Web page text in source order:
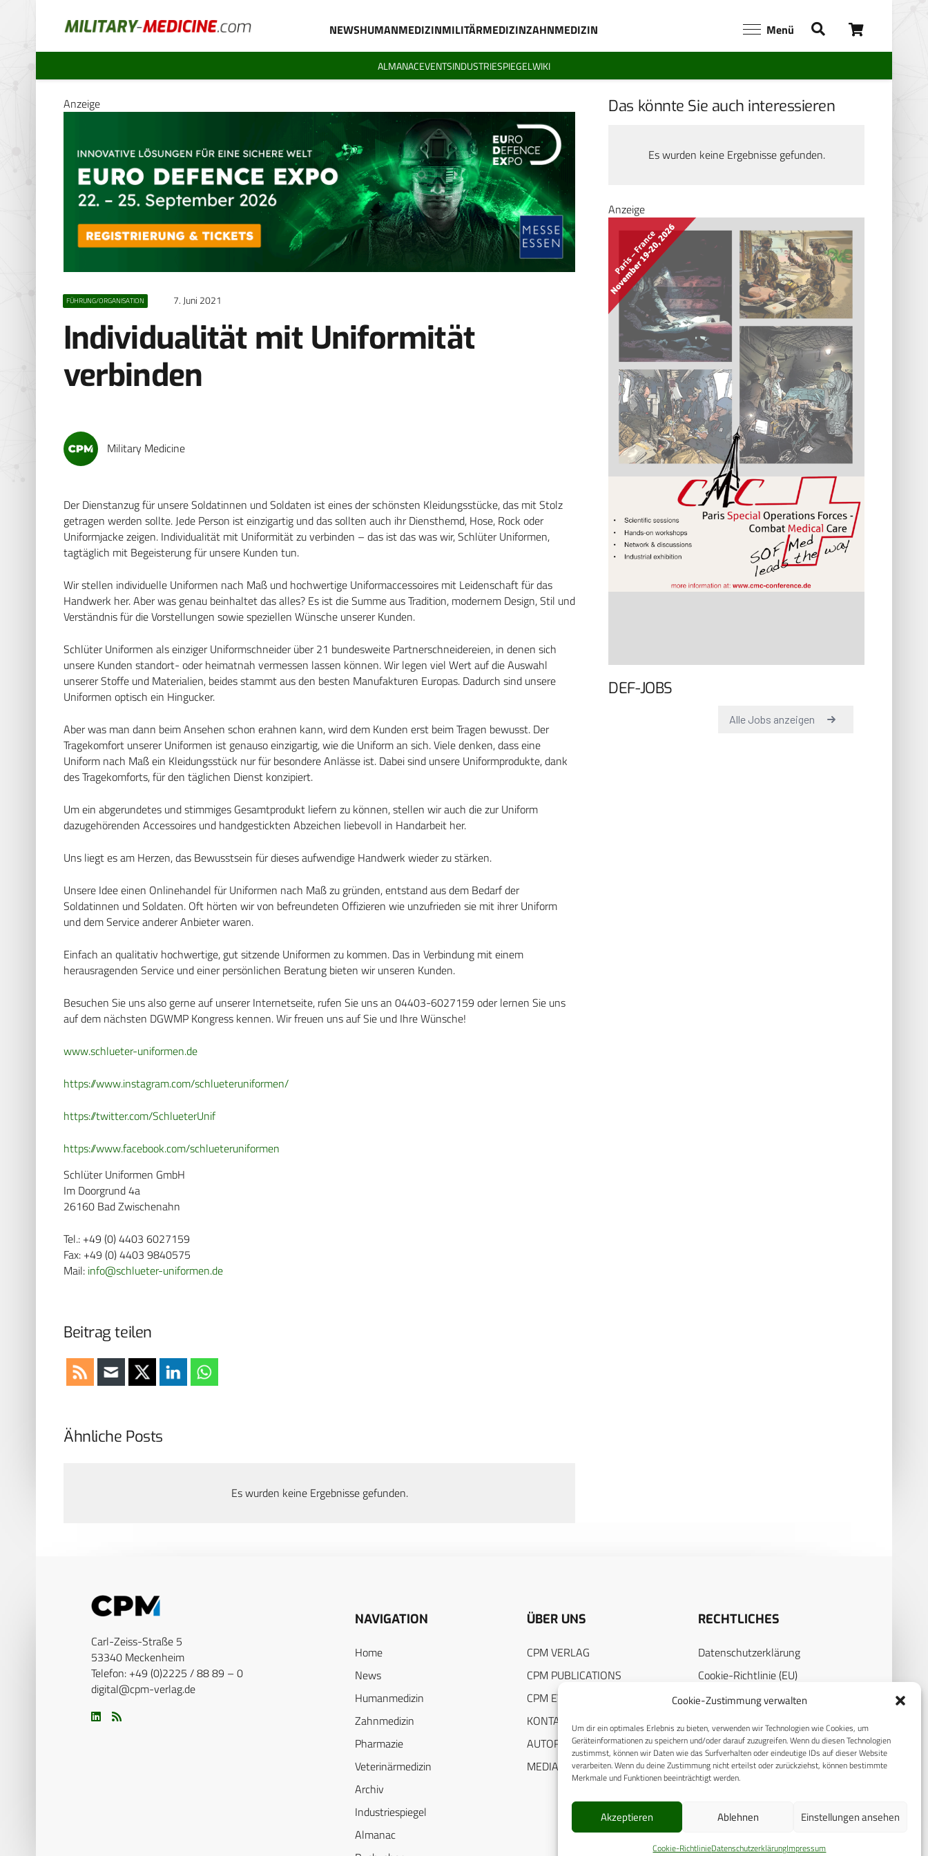
Cookie-Zustimmung verwalten
Um dir ein optimales Erlebnis zu bieten, verwenden wir Technologien wie Cookies, um
Geräteinformationen zu speichern und/oder darauf zuzugreifen. Wenn du diesen Technologien
zustimmst, können wir Daten wie das Surfverhalten oder eindeutige IDs auf dieser Website
verarbeiten. Wenn du deine Zustimmung nicht erteilst oder zurückziehst, können bestimmte
Merkmale und Funktionen beeinträchtigt werden.
Akzeptieren Ablehnen Einstellungen ansehen
Cookie-RichtlinieDatenschutzerklärungImpressum
NEWSHUMANMEDIZINMILITÄRMEDIZINZAHNMEDIZIN Menü
ALMANACEVENTSINDUSTRIESPIEGELWIKI
Anzeige
FÜHRUNG/ORGANISATION 7. Juni 2021
Individualität mit Uniformität
verbinden
Military Medicine
Der Dienstanzug für unsere Soldatinnen und Soldaten ist eines der schönsten Kleidungsstücke, das mit Stolz
getragen werden sollte. Jede Person ist einzigartig und das sollten auch ihr Diensthemd, Hose, Rock oder
Uniformjacke zeigen. Individualität mit Uniformität zu verbinden – das ist das was wir, Schlüter Uniformen,
tagtäglich mit Begeisterung für unsere Kunden tun.
Wir stellen individuelle Uniformen nach Maß und hochwertige Uniformaccessoires mit Leidenschaft für das
Handwerk her. Aber was genau beinhaltet das alles? Es ist die Summe aus Tradition, modernem Design, Stil und
Verständnis für die Vorstellungen sowie speziellen Wünsche unserer Kunden.
Schlüter Uniformen als einziger Uniformschneider über 21 bundesweite Partnerschneidereien, in denen sich
unsere Kunden standort- oder heimatnah vermessen lassen können. Wir legen viel Wert auf die Auswahl
unserer Stoffe und Materialien, beides stammt aus den besten Manufakturen Europas. Dadurch sind unsere
Uniformen optisch ein Hingucker.
Aber was man dann beim Ansehen schon erahnen kann, wird dem Kunden erst beim Tragen bewusst. Der
Tragekomfort unserer Uniformen ist genauso einzigartig, wie die Uniform an sich. Viele denken, dass eine
Uniform nach Maß ein Kleidungsstück nur für besondere Anlässe ist. Dabei sind unsere Uniformprodukte, dank
des Tragekomforts, für den täglichen Dienst konzipiert.
Um ein abgerundetes und stimmiges Gesamtprodukt liefern zu können, stellen wir auch die zur Uniform
dazugehörenden Accessoires und handgestickten Abzeichen liebevoll in Handarbeit her.
Uns liegt es am Herzen, das Bewusstsein für dieses aufwendige Handwerk wieder zu stärken.
Unsere Idee einen Onlinehandel für Uniformen nach Maß zu gründen, entstand aus dem Bedarf der
Soldatinnen und Soldaten. Oft hörten wir von befreundeten Offizieren wie unzufrieden sie mit ihrer Uniform
und dem Service anderer Anbieter waren.
Einfach an qualitativ hochwertige, gut sitzende Uniformen zu kommen. Das in Verbindung mit einem
herausragenden Service und einer persönlichen Beratung bieten wir unseren Kunden.
Besuchen Sie uns also gerne auf unserer Internetseite, rufen Sie uns an 04403-6027159 oder lernen Sie uns
auf dem nächsten DGWMP Kongress kennen. Wir freuen uns auf Sie und Ihre Wünsche!
www.schlueter-uniformen.de
https://www.instagram.com/schlueteruniformen/
https://twitter.com/SchlueterUnif
https://www.facebook.com/schlueteruniformen
Schlüter Uniformen GmbH
Im Doorgrund 4a
26160 Bad Zwischenahn
Tel.: +49 (0) 4403 6027159
Fax: +49 (0) 4403 9840575
Mail: info@schlueter-uniformen.de
Beitrag teilen
Das könnte Sie auch interessieren
Es wurden keine Ergebnisse gefunden.
Anzeige
DEF-JOBS
Ähnliche Posts
Es wurden keine Ergebnisse gefunden.
Carl-Zeiss-Straße 5
53340 Meckenheim
Telefon: +49 (0)2225 / 88 89 – 0
digital@cpm-verlag.de
NAVIGATION
Home
News
Humanmedizin
Zahnmedizin
Pharmazie
Veterinärmedizin
Archiv
Industriespiegel
Almanac
ÜBER UNS
CPM VERLAG
CPM PUBLICATIONS
CPM EVENTS
KONTAKT
AUTORENHINWEISE
MEDIADATEN
RECHTLICHES
Datenschutzerklärung
Cookie-Richtlinie (EU)
AGB
Impressum